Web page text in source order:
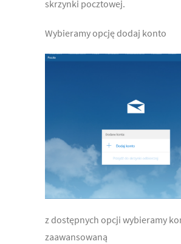
skrzynki pocztowej.
Wybieramy opcję dodaj konto
z dostępnych opcji wybieramy
zaawansowaną